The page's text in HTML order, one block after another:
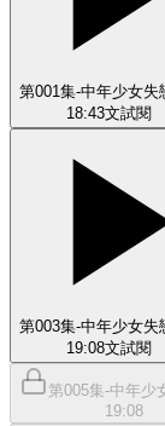
第001集-中年少女失
18:43文試閱
第003集-中年少女失
19:08文試閱
第005集-中年少
19:08